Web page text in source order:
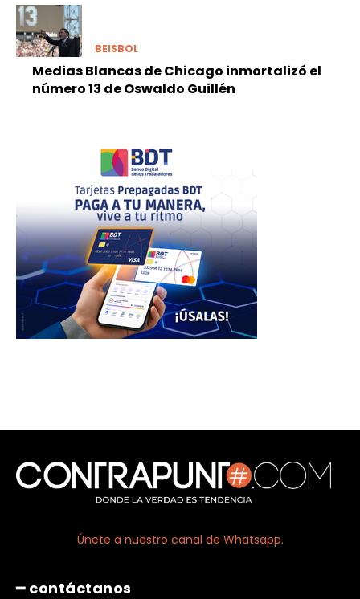
BEISBOL
Medias Blancas de Chicago inmortalizó el
número 13 de Oswaldo Guillén
Únete a nuestro canal de Whatsapp.
━ contáctanos